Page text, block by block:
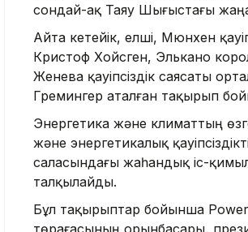
сондай-ақ Таяу Шығыстағы
Айта кетейік, елші, Мюнхен
Кристоф Хойсген, Элькано
Женева қауіпсіздік саясаты
Гремингер аталған тақырып
Энергетика және климаттың
және энергетикалық
саласындағы жаһандық іс-
талқылайды.
Бұл тақырыптар бойынша